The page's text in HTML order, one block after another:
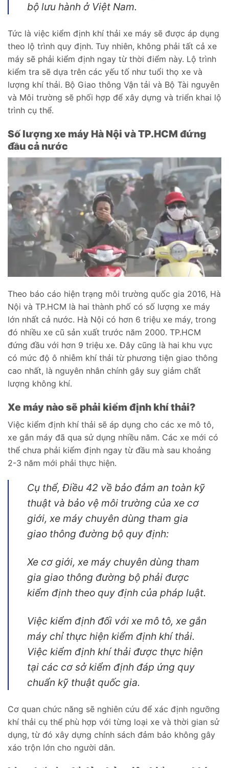
bộ lưu hành ở Việt Nam.
Tức là việc kiểm định khí thải xe máy sẽ được áp dụng
theo lộ trình quy định. Tuy nhiên, không phải tất cả xe
máy sẽ phải kiểm định ngay từ thời điểm này. Lộ trình
kiểm tra sẽ dựa trên các yếu tố như tuổi thọ xe và
lượng khí thải. Bộ Giao thông Vận tải và Bộ Tài nguyên
và Môi trường sẽ phối hợp để xây dựng và triển khai lộ
trình cụ thể.
Số lượng xe máy Hà Nội và TP.HCM đứng
đầu cả nước
Theo báo cáo hiện trạng môi trường quốc gia 2016, Hà
Nội và TP.HCM là hai thành phố có số lượng xe máy
lớn nhất cả nước. Hà Nội có hơn 6 triệu xe máy, trong
đó nhiều xe cũ sản xuất trước năm 2000. TP.HCM
đứng đầu với hơn 9 triệu xe. Đây cũng là hai khu vực
có mức độ ô nhiễm khí thải từ phương tiện giao thông
cao nhất, là nguyên nhân chính gây suy giảm chất
lượng không khí.
Xe máy nào sẽ phải kiểm định khí thải?
Việc kiểm định khí thải sẽ áp dụng cho các xe mô tô,
xe gắn máy đã qua sử dụng nhiều năm. Các xe mới có
thể chưa phải kiểm định ngay từ đầu mà sau khoảng
2-3 năm mới phải thực hiện.
Cụ thể, Điều 42 về bảo đảm an toàn kỹ
thuật và bảo vệ môi trường của xe cơ
giới, xe máy chuyên dùng tham gia
giao thông đường bộ quy định:
Xe cơ giới, xe máy chuyên dùng tham
gia giao thông đường bộ phải được
kiểm định theo quy định của pháp luật.
Việc kiểm định đối với xe mô tô, xe gắn
máy chỉ thực hiện kiểm định khí thải.
Việc kiểm định khí thải được thực hiện
tại các cơ sở kiểm định đáp ứng quy
chuẩn kỹ thuật quốc gia.
Cơ quan chức năng sẽ nghiên cứu để xác định ngưỡng
khí thải cụ thể phù hợp với từng loại xe và thời gian sử
dụng, từ đó xây dựng chính sách đảm bảo không gây
xáo trộn lớn cho người dân.